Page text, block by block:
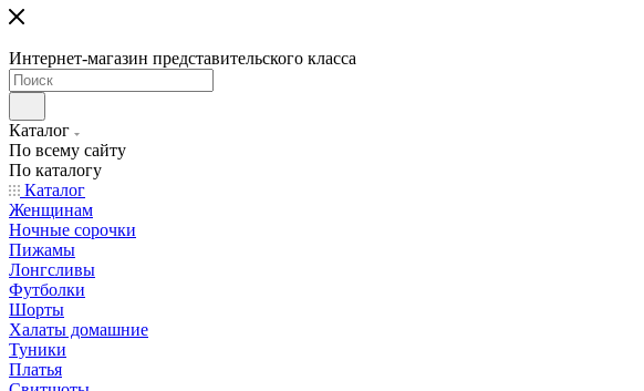
Интернет-магазин представительского класса
Каталог
По всему сайту
По каталогу
Каталог
Женщинам
Ночные сорочки
Пижамы
Лонгсливы
Футболки
Шорты
Халаты домашние
Туники
Платья